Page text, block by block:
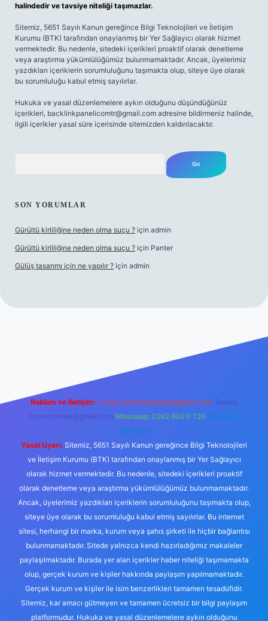
halindedir ve tavsiye niteliği taşımazlar.
Sitemiz, 5651 Sayılı Kanun gereğince Bilgi Teknolojileri ve İletişim
Kurumu (BTK) tarafından onaylanmış bir Yer Sağlayıcı olarak hizmet
vermektedir. Bu nedenle, sitedeki içerikleri proaktif olarak denetleme
veya araştırma yükümlülüğümüz bulunmamaktadır. Ancak, üyelerimiz
yazdıkları içeriklerin sorumluluğunu taşımakta olup, siteye üye olarak
bu sorumluluğu kabul etmiş sayılırlar.
Hukuka ve yasal düzenlemelere aykırı olduğunu düşündüğünüz
içerikleri, backlinkpanelicomtr@gmail.com adresine bildirmeniz halinde,
ilgili içerikler yasal süre içerisinde sitemizden kaldırılacaktır.
SON YORUMLAR
Gürültü kirliliğine neden olma suçu ? için admin
Gürültü kirliliğine neden olma suçu ? için Panter
Gülüş tasarımı için ne yapılır ? için admin
Reklam ve İletişim: E-mail: backlinkpaneli@gmail.com Teams:
forumhizmeti@gmail.com Whatsapp: 0262 606 0 726 Telegram:
@karabul
Yasal Uyarı: Sitemiz, 5651 Sayılı Kanun gereğince Bilgi Teknolojileri
ve İletişim Kurumu (BTK) tarafından onaylanmış bir Yer Sağlayıcı
olarak hizmet vermektedir. Bu nedenle, sitedeki içerikleri proaktif
olarak denetleme veya araştırma yükümlülüğümüz bulunmamaktadır.
Ancak, üyelerimiz yazdıkları içeriklerin sorumluluğunu taşımakta olup,
siteye üye olarak bu sorumluluğu kabul etmiş sayılırlar. Bu internet
sitesi, herhangi bir marka, kurum veya şahıs şirketi ile hiçbir bağlantısı
bulunmamaktadır. Sitede yalnızca kendi hazırladığımız makaleler
paylaşılmaktadır. Burada yer alan içerikler haber niteliği taşımamakta
olup, gerçek kurum ve kişiler hakkında paylaşım yapılmamaktadır.
Gerçek kurum ve kişiler ile isim benzerlikleri tamamen tesadüfidir.
Sitemiz, kar amacı gütmeyen ve tamamen ücretsiz bir bilgi paylaşım
platformudur. Hukuka ve yasal düzenlemelere aykırı olduğunu